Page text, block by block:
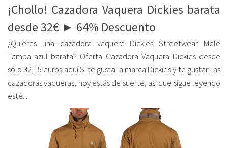
¡Chollo! Cazadora Vaquera Dickies barata
desde 32€ ► 64% Descuento
¿Quieres una cazadora vaquera Dickies Streetwear Male
Tampa azul barata? Oferta Cazadora Vaquera Dickies desde
sólo 32,15 euros aquí Si te gusta la marca Dickies y te gustan las
cazadoras vaqueras, hoy estás de suerte, así que sigue leyendo
este...